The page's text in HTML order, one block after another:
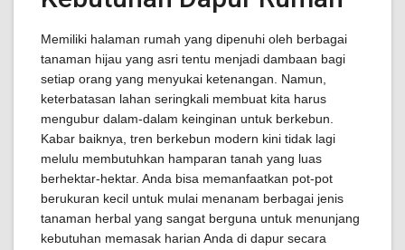
Memiliki halaman rumah yang dipenuhi oleh berbagai
tanaman hijau yang asri tentu menjadi dambaan bagi
setiap orang yang menyukai ketenangan. Namun,
keterbatasan lahan seringkali membuat kita harus
mengubur dalam-dalam keinginan untuk berkebun.
Kabar baiknya, tren berkebun modern kini tidak lagi
melulu membutuhkan hamparan tanah yang luas
berhektar-hektar. Anda bisa memanfaatkan pot-pot
berukuran kecil untuk mulai menanam berbagai jenis
tanaman herbal yang sangat berguna untuk menunjang
kebutuhan memasak harian Anda di dapur secara